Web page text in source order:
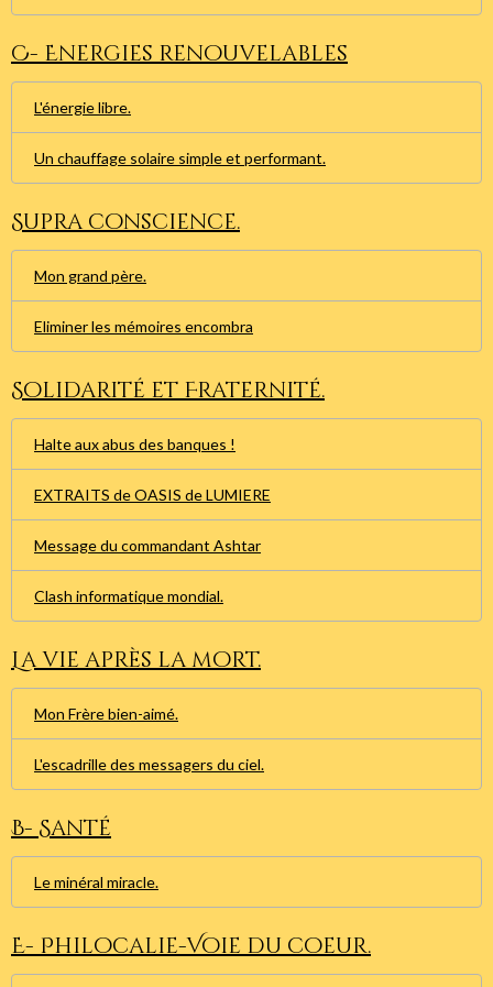
C- Energies renouvelables
L'énergie libre.
Un chauffage solaire simple et performant.
Supra conscience.
Mon grand père.
Eliminer les mémoires encombra
Solidarité et Fraternité.
Halte aux abus des banques !
EXTRAITS de OASIS de LUMIERE
Message du commandant Ashtar
Clash informatique mondial.
La vie après la mort.
Mon Frère bien-aimé.
L'escadrille des messagers du ciel.
B- Santé
Le minéral miracle.
E- Philocalie-Voie du coeur.